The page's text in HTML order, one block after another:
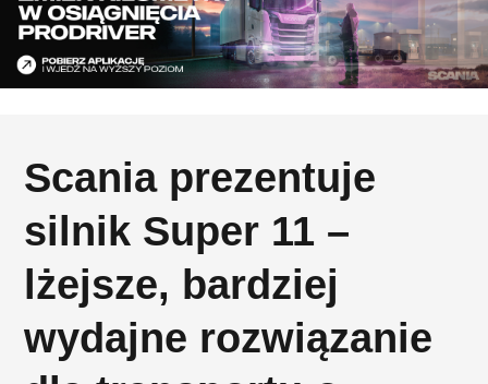
Scania prezentuje
silnik Super 11 –
lżejsze, bardziej
wydajne rozwiązanie